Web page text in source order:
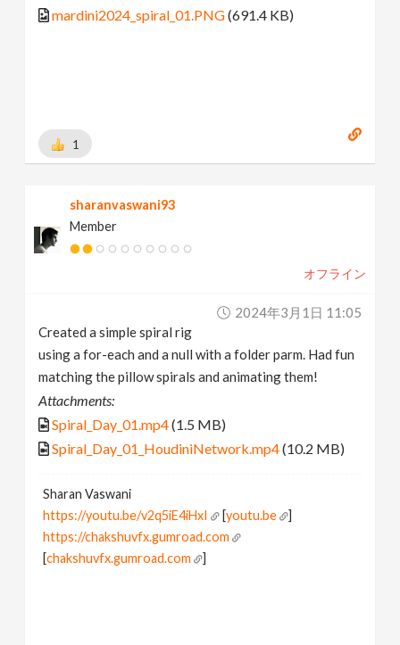
mardini2024_spiral_01.PNG(691.4 KB)
1
sharanvaswani93
Member
オフライン
2024年3月1日 11:05
Created a simple spiral rig
using a for-each and a null with a folder parm. Had fun
matching the pillow spirals and animating them!
Attachments:
Spiral_Day_01.mp4(1.5 MB)
Spiral_Day_01_HoudiniNetwork.mp4(10.2 MB)
Sharan Vaswani
https://youtu.be/v2q5iE4iHxI
[youtu.be
]
https://chakshuvfx.gumroad.com
[chakshuvfx.gumroad.com ]